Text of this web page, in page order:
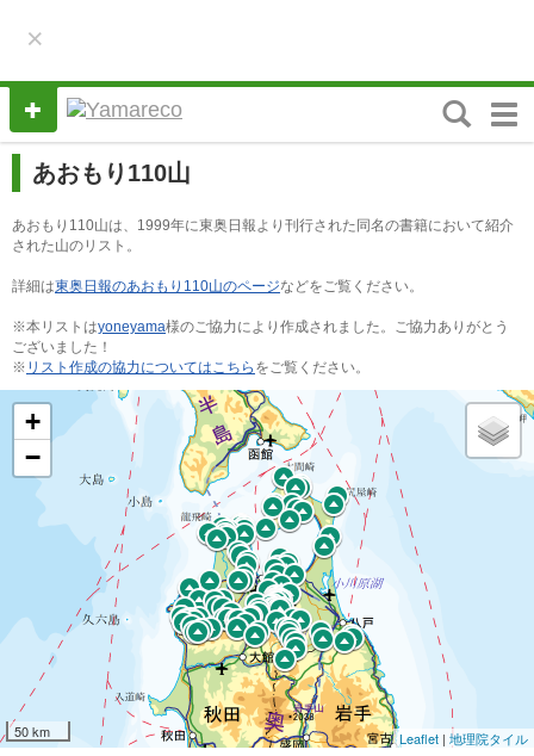
×
M
e
あおもり110山
あおもり110山は、1999年に東奥日報より刊行された同名の書籍において紹介
された山のリスト。
詳細は東奥日報のあおもり110山のページなどをご覧ください。
※本リストはyoneyama様のご協力により作成されました。ご協力ありがとう
ございました！
※ リスト作成の協力についてはこちら をご覧ください。
+
−
50 km Leaflet | 地理院タイル